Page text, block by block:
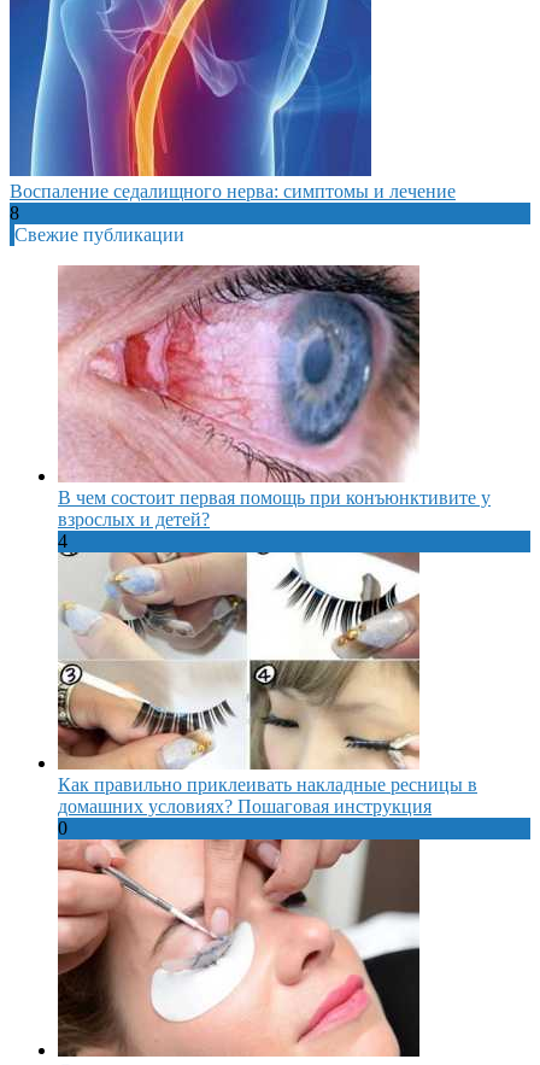
Воспаление седалищного нерва: симптомы и лечение
8
Свежие публикации
В чем состоит первая помощь при конъюнктивите у
взрослых и детей?
4
Как правильно приклеивать накладные ресницы в
домашних условиях? Пошаговая инструкция
0